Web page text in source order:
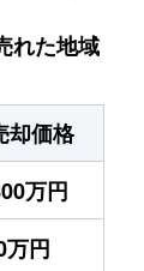
れた地域
却価格
万円
万円